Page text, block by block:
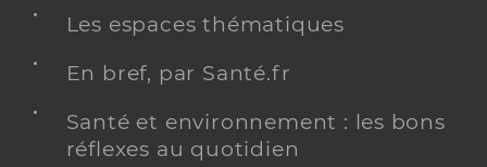
Les espaces thématiques
En bref, par Santé.fr
Santé et environnement : les bons
réflexes au quotidien